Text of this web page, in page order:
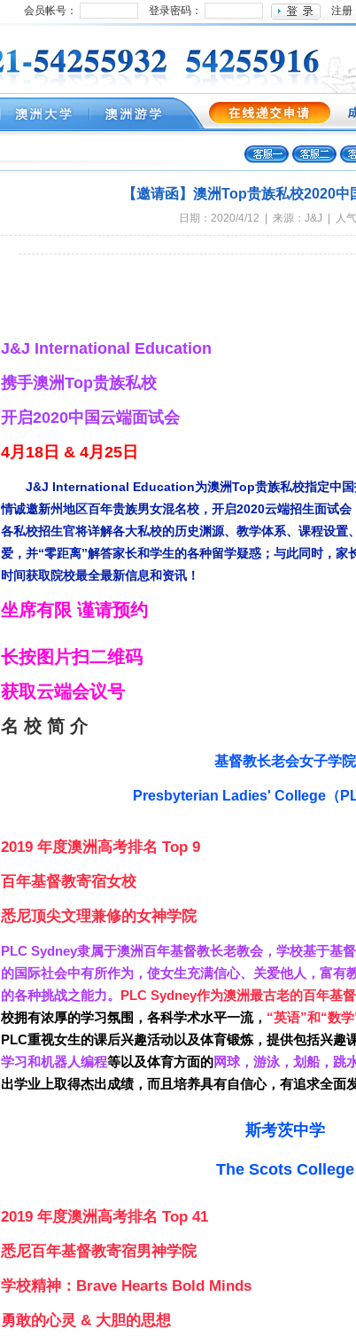
会员帐号： 登录密码： 注册
【邀请函】澳洲Top贵族私校2020中
日期：2020/4/12 | 来源：J&J | 人
J&J International Education
携手澳洲Top贵族私校
开启2020中国云端面试会
4月18日 & 4月25日
J&J International Education为澳洲Top贵族私校指定中国
情诚邀新州地区百年贵族男女混名校，开启2020云端招生面试
各私校招生官将详解各大私校的历史渊源、教学体系、课程设置
爱，并“零距离”解答家长和学生的各种留学疑惑；与此同时，
时间获取院校最全最新信息和资讯！
坐席有限 谨请预约
长按图片扫二维码
获取云端会议号
名 校 简 介
基督教长老会女子学院
Presbyterian Ladies' College（
2019 年度澳洲高考排名 Top 9
百年基督教寄宿女校
悉尼顶尖文理兼修的女神学院
PLC Sydney隶属于澳洲百年基督教长老教会， 学校基于基
的国际社会中有所作为，使女生充满信心、关爱他人，富有
的各种挑战之能力。 PLC Sydney作为澳洲最古老的百年基
校拥有浓厚的学习氛围，各科学术水平一流， “英语”和“数
PLC重视女生的课后兴趣活动以及体育锻炼，提供包括兴趣
学习和机器人编程等以及体育方面的网球，游泳，划船，跳
出学业上取得杰出成绩，而且培养具有自信心，有追求全面
斯考茨中学
The Scots College
2019 年度澳洲高考排名 Top 41
悉尼百年基督教寄宿男神学院
学校精神：Brave Hearts Bold Minds
勇敢的心灵 & 大胆的思想